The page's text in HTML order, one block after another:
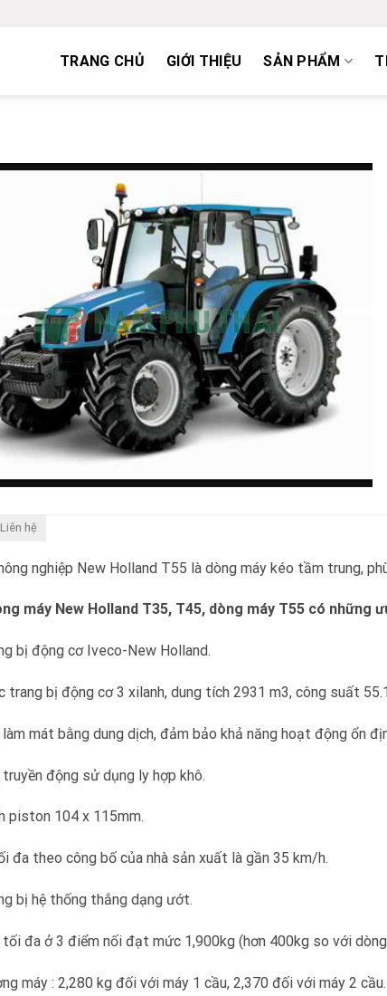
TRANG CHỦ GIỚI THIỆU SẢN PHẨM
Liên hệ
nghiệp New Holland T55 là dòng máy kéo tầm trung,
máy New Holland T35, T45, dòng máy T55 có những
bị động cơ Iveco-New Holland.
trang bị động cơ 3 xilanh, dung tích 2931 m3, công suất
mát bằng dung dịch, đảm bảo khả năng hoạt động ổn
động sử dụng ly hợp khô.
piston 104 x 115mm.
đa theo công bố của nhà sản xuất là gần 35 km/h.
bị hệ thống thắng dạng ướt.
tối đa ở 3 điểm nối đạt mức 1,900kg (hơn 400kg so với
máy : 2,280 kg đối với máy 1 cầu, 2,370 đối với máy 2 cầu.